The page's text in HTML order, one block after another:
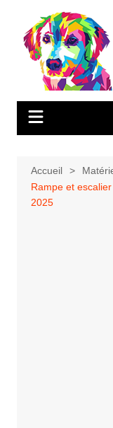
contenu
Accueil
Rampe et
2025